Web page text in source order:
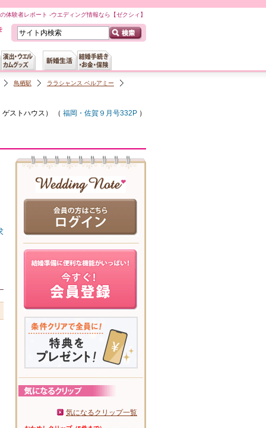
体験者レポート -ウエディング情報なら【ゼクシィ】
鳥栖駅
ララシャンス ベルアミー
ゲストハウス ） （ 福岡・佐賀９月号332P ）
気になるクリップ一覧